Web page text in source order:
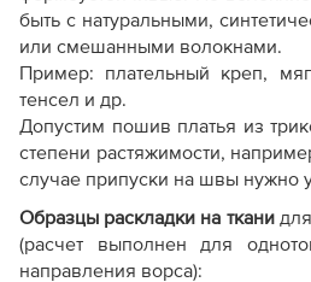
быть с натуральными,
или смешанными волокнами.
Пример: плательный креп,
тенсел и др.
Допустим пошив платья из
степени растяжимости,
случае припуски на швы нужно
Образцы раскладки на ткани
(расчет выполнен для
направления ворса):